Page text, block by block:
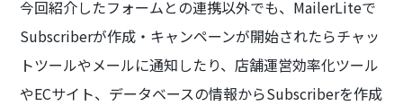
今回紹介したフォームとの連携以外でも、MailerLiteで
Subscriberが作成・キャンペーンが開始されたらチャッ
トツールやメールに通知したり、店舗運営効率化ツール
やECサイト、データベースの情報からSubscriberを作成